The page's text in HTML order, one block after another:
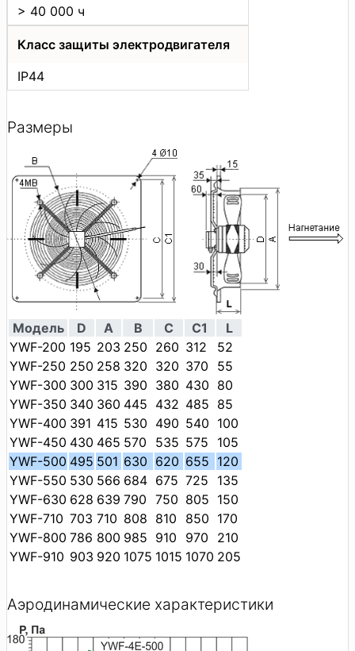
> 40 000 ч
Класс защиты электродвигателя
IP44
Размеры
Модель D A B C C1
L
YWF-200 195 203 250 260 312
52
YWF-250 250 258 320 320 370
55
YWF-300 300 315 390 380 430 80
YWF-350 340 360 445 432 485 85
YWF-400 391 415 530 490 540 100
YWF-450 430 465 570 535 575
105
YWF-500 495 501 630 620 655 120
YWF-550 530 566 684 675 725
135
YWF-630 628 639 790 750 805 150
YWF-710 703 710 808 810 850 170
YWF-800 786 800 985 910 970
210
YWF-910 903 920 1075 1015 1070 205
Аэродинамические характеристики